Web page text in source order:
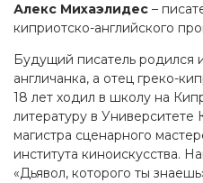
Алекс Михаэлидес –
киприотско-английского
Будущий писатель родился
англичанка, а отец греко-
18 лет ходил в школу на
литературу в
магистра сценарного
института киноискусства.
«Дьявол, которого ты